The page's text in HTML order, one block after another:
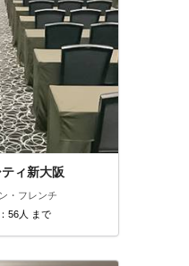
ィ新大阪
・フレンチ
56人 まで